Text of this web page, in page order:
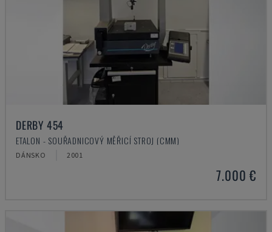
DERBY 454
ETALON - SOUŘADNICOVÝ MĚŘICÍ STROJ (CMM)
DÁNSKO 2001
7.000 €